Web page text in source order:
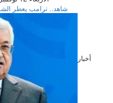
شاهد.. ترامب يعطر
أخبار